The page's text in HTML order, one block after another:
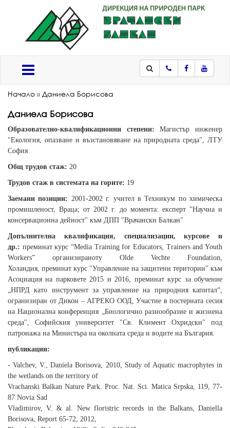
ТелефонFacebook
Начало » Даниела Борисова
Даниела Борисова
Образователно-квалификационни степени:Магистър инженер
"Екология, опазване и възстановяване на природната среда", ЛТУ
София
Общ трудов стаж: 20
Трудов стаж в системата на горите: 19
Заемани позиции: 2001-2002 г. учител в Техникум по химическа
промишленост, Враца; от 2002 г. до момента: експерт "Научна и
консервационна дейност" към ДПП "Врачански Балкан"
Допълнителна квалификация, специализации, курсове и
др.: преминат курс “Media Training for Educators, Trainers and Youth
Workers” организиранотy Olde Vechte Foundation,
Холандия, преминат курс "Управление на защитени територии" към
Асоциация на парковете 2015 и 2016, преминат курс за обучение
„НПРД като инструмент за управление на природния капитал“,
огранизиран от Дикон – АГРЕКО ООД, Участие в постерната сесия
на Национална конференция „Биологично разнообразие и жизнена
среда", Софийския университет "Св. Климент Охридски" под
патронажа на Министъра на околната среда и водите на България.
публикации:
- Valchev, V., Daniela Borisova, 2010, Study of Aquatic macrophytes in
the wetlands on the territory of
Vrachanski Balkan Nature Park. Proc. Nat. Sci. Matica Srpska, 119, 77-
87 Novia Sad
Vladimirov, V. & al. New floristric records in the Balkans, Daniella
Borisova, Report 65-72, 2012,